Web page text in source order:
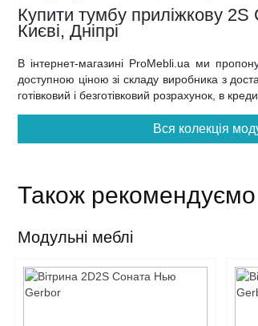
Купити тумбу приліжкову
Києві, Дніпрі
В інтернет-магазині ProMebli.ua ми
доступною ціною зі складу виробника з
готівковий і безготівковий розрахунок, в
Вся колекція
Також рекомендуємо
Модульні меблі